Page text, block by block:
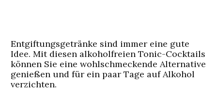
Entgiftungsgetränke sind immer eine gute
Idee. Mit diesen alkoholfreien Tonic-Cocktails
können Sie eine wohlschmeckende Alternative
genießen und für ein paar Tage auf Alkohol
verzichten.